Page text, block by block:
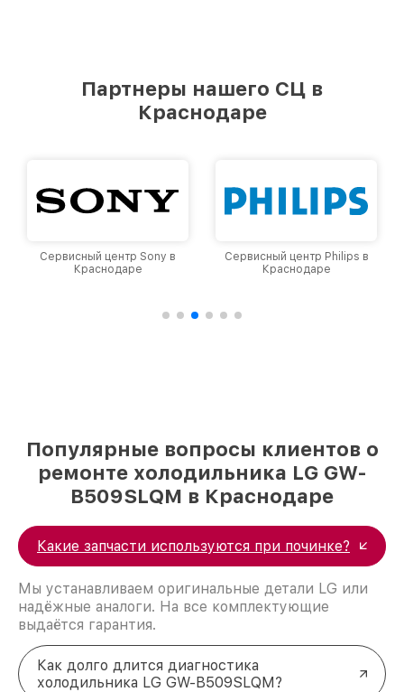
Партнеры нашего СЦ в
Краснодаре
Сервисный центр Sony в
Краснодаре
Сервисный центр Philips в
Краснодаре
Популярные вопросы клиентов о
ремонте холодильника LG GW-
B509SLQM в Краснодаре
Какие запчасти используются при починке?
Мы устанавливаем оригинальные детали LG или
надёжные аналоги. На все комплектующие
выдаётся гарантия.
Как долго длится диагностика
холодильника LG GW-B509SLQM?